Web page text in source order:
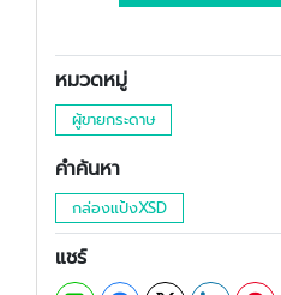
หมวดหมู่
ผู้ขายกระดาษ
คำค้นหา
กล่องแป้งXSD
แชร์